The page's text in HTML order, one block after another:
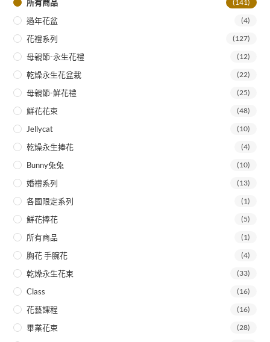
所有商品 (141)
過年花盆 (4)
花禮系列 (127)
母親節-永生花禮 (12)
乾燥永生花盆栽 (22)
母親節-鮮花禮 (25)
鮮花花束 (48)
Jellycat (10)
乾燥永生捧花 (4)
Bunny兔兔 (10)
婚禮系列 (13)
各國限定系列 (1)
鮮花捧花 (5)
所有商品 (1)
胸花 手腕花 (4)
乾燥永生花束 (33)
Class (16)
花藝課程 (16)
畢業花束 (28)